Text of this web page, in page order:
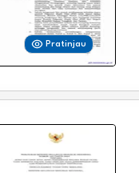
Pengkajian Hukum
Sosialisasi
Hukum
Pratinjau